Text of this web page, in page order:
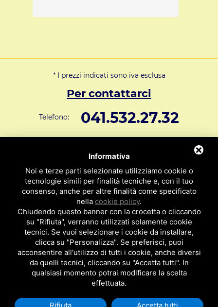
* I prezzi indicati sono iva esclusa
Per contattarci
Telefono: 041.532.27.32
info@svar1951.it
Supporto Tecnico Clienti: assistenza@svar1951.it
Fax: 041 532.73.01
Indirizzo: S.V.A.R. - Via Cappuccina n° 181 - 30172 Mestre VE
ITALY
P.I : 01971310279
ISCRIZIONE R.E.A. N. 189009
Per essere contattato da un nostro
rappresentante clicca qui
Informativa
Noi e terze parti selezionate utilizziamo cookie o
tecnologie simili per finalità tecniche e, con il tuo
consenso, anche per altre finalità come specificato
nella cookie policy.
Chiudendo questo banner con la crocetta o cliccando
su "Rifiuta", verranno utilizzati solamente cookie
tecnici. Se vuoi selezionare i cookie da installare,
clicca su "Personalizza". Se preferisci, puoi
acconsentire all'utilizzo di tutti i cookie, anche diversi
da quelli tecnici, cliccando su "Accetta tutti". In
qualsiasi momento potrai modificare la scelta
effettuata.